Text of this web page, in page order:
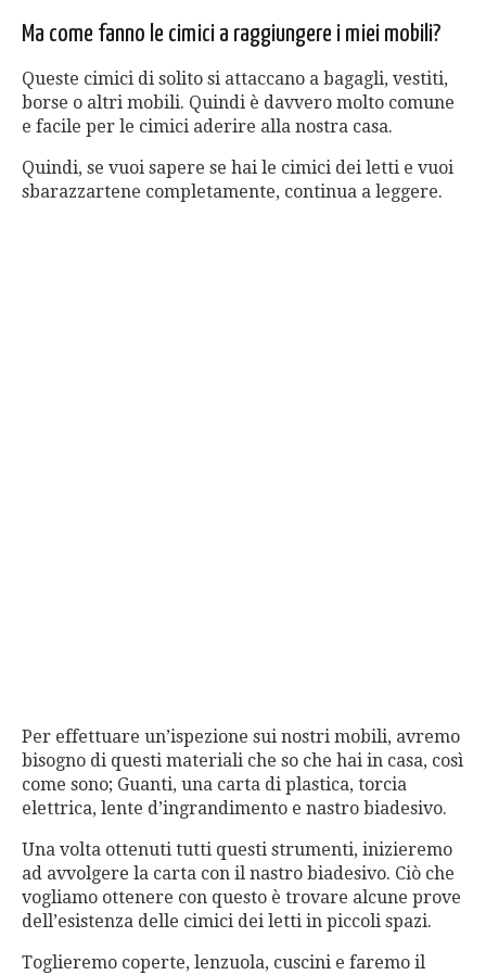
Ma come fanno le cimici a raggiungere i miei mobili?
Queste cimici di solito si attaccano a bagagli, vestiti,
borse o altri mobili. Quindi è davvero molto comune
e facile per le cimici aderire alla nostra casa.
Quindi, se vuoi sapere se hai le cimici dei letti e vuoi
sbarazzartene completamente, continua a leggere.
Per effettuare un’ispezione sui nostri mobili, avremo
bisogno di questi materiali che so che hai in casa, così
come sono; Guanti, una carta di plastica, torcia
elettrica, lente d’ingrandimento e nastro biadesivo.
Una volta ottenuti tutti questi strumenti, inizieremo
ad avvolgere la carta con il nastro biadesivo. Ciò che
vogliamo ottenere con questo è trovare alcune prove
dell’esistenza delle cimici dei letti in piccoli spazi.
Toglieremo coperte, lenzuola, cuscini e faremo il